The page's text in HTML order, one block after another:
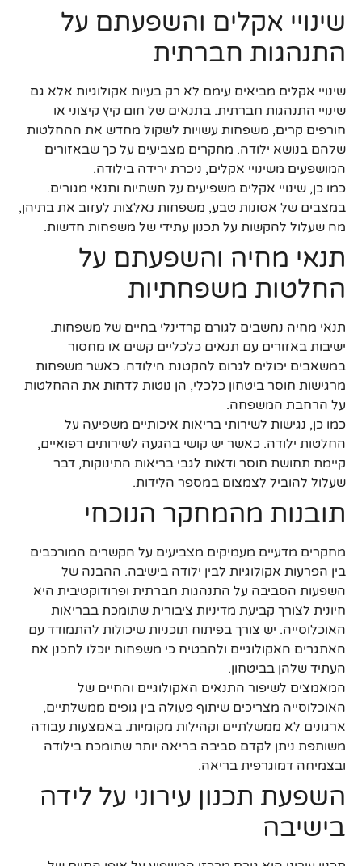
שינויי אקלים והשפעתם על
התנהגות חברתית
שינויי אקלים מביאים עימם לא רק בעיות אקולוגיות אלא גם
שינויי התנהגות חברתית. בתנאים של חום קיץ קיצוני או
חורפים קרים, משפחות עשויות לשקול מחדש את ההחלטות
שלהם בנושא ילודה. מחקרים מצביעים על כך שבאזורים
המושפעים משינויי אקלים, ניכרת ירידה בילודה.
כמו כן, שינויי אקלים משפיעים על תשתיות ותנאי מגורים.
במצבים של אסונות טבע, משפחות נאלצות לעזוב את בתיהן,
מה שעלול להקשות על תכנון עתידי של משפחות חדשות.
תנאי מחיה והשפעתם על
החלטות משפחתיות
תנאי מחיה נחשבים לגורם קרדינלי בחיים של משפחות.
ישיבות באזורים עם תנאים כלכליים קשים או מחסור
במשאבים יכולים לגרום להקטנת הילודה. כאשר משפחות
מרגישות חוסר ביטחון כלכלי, הן נוטות לדחות את ההחלטות
על הרחבת המשפחה.
כמו כן, נגישות לשירותי בריאות איכותיים משפיעה על
החלטות ילודה. כאשר יש קושי בהגעה לשירותים רפואיים,
קיימת תחושת חוסר ודאות לגבי בריאות התינוקות, דבר
שעלול להוביל לצמצום במספר הלידות.
תובנות מהמחקר הנוכחי
מחקרים מדעיים מעמיקים מצביעים על הקשרים המורכבים
בין הפרעות אקולוגיות לבין ילודה בישיבה. ההבנה של
השפעות הסביבה על התנהגות חברתית ופרודוקטיבית היא
חיונית לצורך קביעת מדיניות ציבורית שתומכת בבריאות
האוכלוסייה. יש צורך בפיתוח תוכניות שיכולות להתמודד עם
האתגרים האקולוגיים ולהבטיח כי משפחות יוכלו לתכנן את
העתיד שלהן בביטחון.
המאמצים לשיפור התנאים האקולוגיים והחיים של
האוכלוסייה מצריכים שיתוף פעולה בין גופים ממשלתיים,
ארגונים לא ממשלתיים וקהילות מקומיות. באמצעות עבודה
משותפת ניתן לקדם סביבה בריאה יותר שתומכת בילודה
ובצמיחה דמוגרפית בריאה.
השפעת תכנון עירוני על לידה
בישיבה